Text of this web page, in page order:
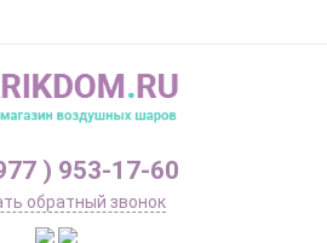
) 953-17-60
обратный звонок